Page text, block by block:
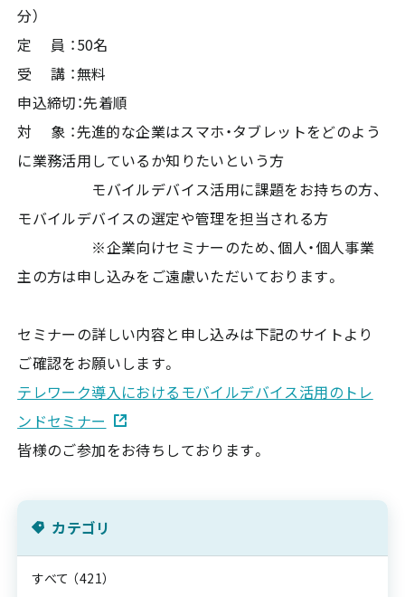
分）
定 員 ：50名
受 講 ：無料
申込締切：先着順
対 象 ：先進的な企業はスマホ・タブレットをどのよう
に業務活用しているか知りたいという方
モバイルデバイス活用に課題をお持ちの方、
モバイルデバイスの選定や管理を担当される方
※企業向けセミナーのため、個人・個人事業
主の方は申し込みをご遠慮いただいております。
セミナーの詳しい内容と申し込みは下記のサイトより
ご確認をお願いします。
テレワーク導入におけるモバイルデバイス活用のトレ
ンドセミナー
皆様のご参加をお待ちしております。
カテゴリ
すべて （421）